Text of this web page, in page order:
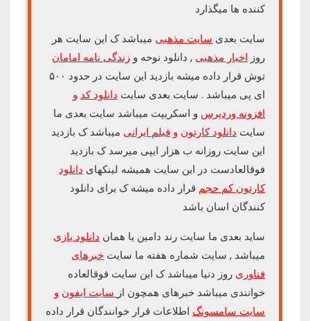
کننده ها میگذارد
سایت بعدی سایت مذهبی میباشد ک این سایت هر
روز اخبار مذهبی , دانلود نوحه و زندگی نامه امامان
توش قرار داده میشه بازدید این سایت در حدود ۵۰۰
ای پی میباشد . سایت بعدی سایت دانلود کد و
افزونه وردپرس و اسکریپت میباشد سایت بعدی ما
سایت دانلود کارتون و فیلم ایرانی میباشد ک بازدید
این سایت روزانه ب هزار ایپی میرسد ک بازدید
فوقالعادست در این سایت همیشه لینکهای دانلود
کارتون کم حجم قرار داده میشه ک برای دانلود
کنندگان اسان باشد
ساید بعدی ما سایت رند دامین یا همان دانلود بازی
میباشد , سایت شماره هفته ما سایت خبرهای
فناوری روز دنیا میباشد ک این سایت فوقالعاده
خوانندی میباشد خبرهای همچون از سایت ایفون و
سایت سامسونگ اطلاعات قرار خوانندگان قرار داده